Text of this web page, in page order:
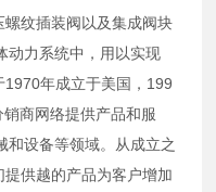
纹插装阀以及集成阀块
动力系统中，用以实现
年成立于美国，199
商网络提供产品和服
和设备等领域。从成立之
供越的产品为客户增加